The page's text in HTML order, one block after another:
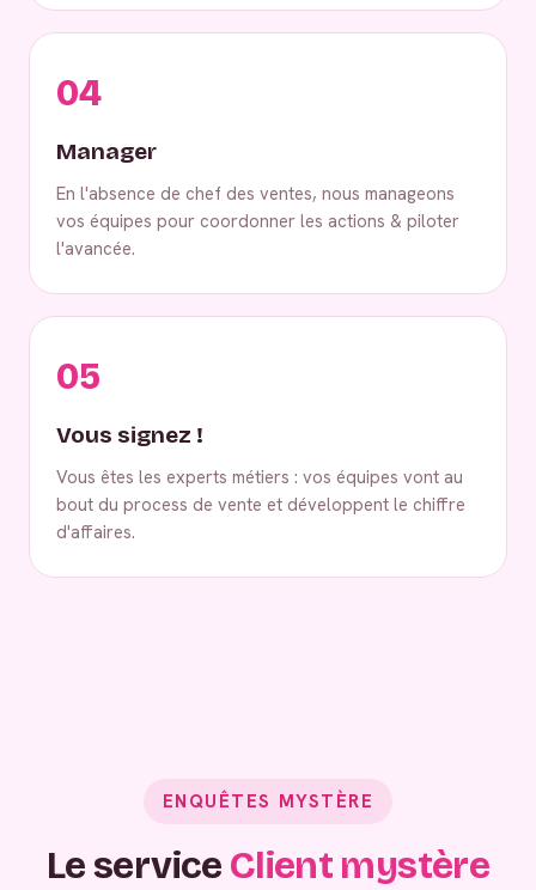
04
Manager
En l'absence de chef des ventes, nous manageons
vos équipes pour coordonner les actions & piloter
l'avancée.
05
Vous signez !
Vous êtes les experts métiers : vos équipes vont au
bout du process de vente et développent le chiffre
d'affaires.
ENQUÊTES MYSTÈRE
Le service Client mystère